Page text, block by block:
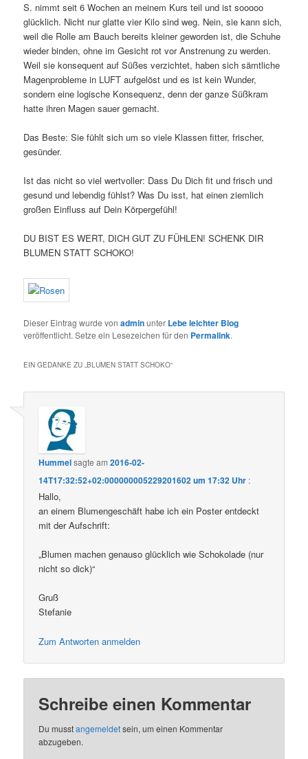
S. nimmt seit 6 Wochen an meinem Kurs teil und ist sooooo
glücklich. Nicht nur glatte vier Kilo sind weg. Nein, sie kann sich,
weil die Rolle am Bauch bereits kleiner geworden ist, die Schuhe
wieder binden, ohne im Gesicht rot vor Anstrenung zu werden.
Weil sie konsequent auf Süßes verzichtet, haben sich sämtliche
Magenprobleme in LUFT aufgelöst und es ist kein Wunder,
sondern eine logische Konsequenz, denn der ganze Süßkram
hatte ihren Magen sauer gemacht.
Das Beste: Sie fühlt sich um so viele Klassen fitter, frischer,
gesünder.
Ist das nicht so viel wertvoller: Dass Du Dich fit und frisch und
gesund und lebendig fühlst? Was Du isst, hat einen ziemlich
großen Einfluss auf Dein Körpergefühl!
DU BIST ES WERT, DICH GUT ZU FÜHLEN! SCHENK DIR
BLUMEN STATT SCHOKO!
Dieser Eintrag wurde vonadminunter Lebe leichter Blog
veröffentlicht. Setze ein Lesezeichen für den Permalink.
EIN GEDANKE ZU „BLUMEN STATT SCHOKO“
Hummelsagte am2016-02-
14T17:32:52+02:000000005229201602 um 17:32 Uhr :
Hallo,
an einem Blumengeschäft habe ich ein Poster entdeckt
mit der Aufschrift:
„Blumen machen genauso glücklich wie Schokolade (nur
nicht so dick)“
Gruß
Stefanie
Zum Antworten anmelden
Schreibe einen Kommentar
Du musstangemeldetsein, um einen Kommentar
abzugeben.